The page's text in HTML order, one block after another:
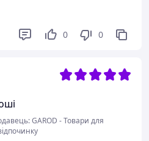
0 0
GAROD - Товари для